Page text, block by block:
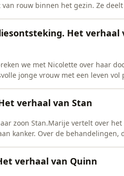
rouw binnen het gezin. Ze
Het verhaal
we met Nicolette over haar
jonge vrouw met een leven vol
verhaal van Stan
zoon Stan.Marije vertelt over het
kanker. Over de behandelingen,
verhaal van Quinn